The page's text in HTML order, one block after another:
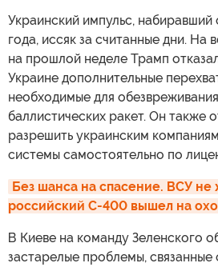
Украинский импульс,
года, иссяк за считанные дни. На
на прошлой неделе Трамп
Украине дополнительные
необходимые для
баллистических ракет. Он также
разрешить украинским
системы самостоятельно по
Без шанса на спасение. ВСУ не
российский С-400 вышел на
В Киеве на команду Зеленского
застарелые проблемы, связанные